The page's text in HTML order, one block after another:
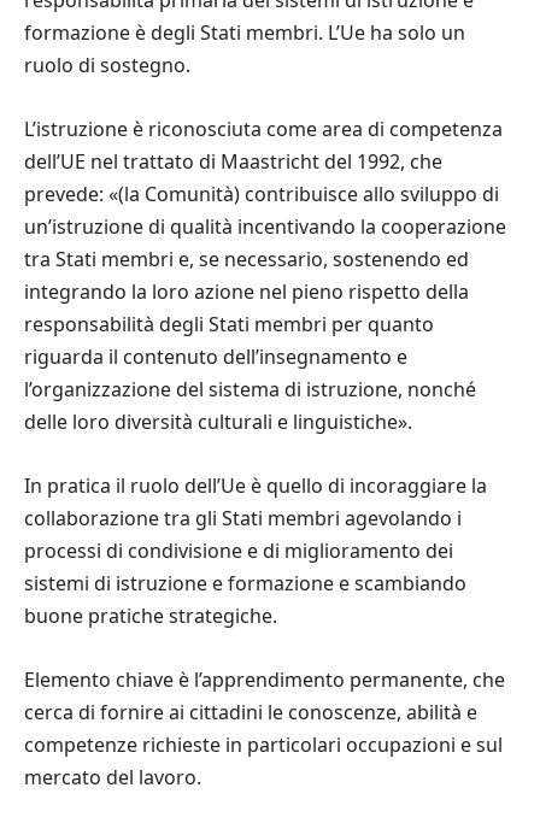
formazione èdegli Stati membri. L’Ue ha solo un
ruolo di sostegno.
L’istruzione è riconosciuta come area di competenza
dell’UE nel trattato di Maastricht del 1992, che
prevede: «(la Comunità) contribuisce allo sviluppo di
un’istruzione di qualità incentivando la cooperazione
tra Stati membri e, se necessario, sostenendo ed
integrando la loro azione nel pieno rispetto della
responsabilità degli Stati membri per quanto
riguarda il contenuto dell’insegnamento e
l’organizzazione del sistema di istruzione, nonché
delle loro diversità culturali e linguistiche».
In pratica il ruolo dell’Ue èquello di incoraggiare la
collaborazione tra gli Stati membri agevolando i
processi di condivisione e di miglioramento dei
sistemi di istruzione e formazione e scambiando
buone pratiche strategiche.
Elemento chiave è l’apprendimento permanente, che
cerca di fornire ai cittadini le conoscenze, abilità e
competenze richieste in particolari occupazioni e sul
mercato del lavoro.